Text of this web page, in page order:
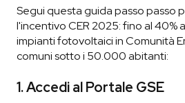
Segui questa guida passo passo
l'incentivo CER 2025: fino al
impianti fotovoltaici in Comunità
comuni sotto i 50.000 abitanti:
1. Accedi al Portale GSE